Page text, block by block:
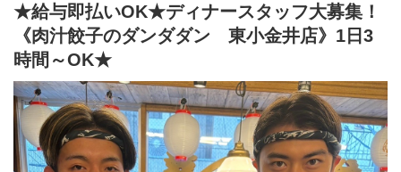
【ランチ】
開店準備(清掃やテーブルセッティング・仕込み等)や
ランチタイムの接客・簡単な調理。
★主婦(夫)、ミドル・シニアも活躍中！
「肉汁餃子のダンダダン」では、
バイトも社員も全員が下の名前で呼び合います!
フランクで楽しい環境が1番の魅力です♪
★給与即払いOK★ディナースタッフ大募集！
《肉汁餃子のダンダダン 東小金井店》1日3
時間～OK★